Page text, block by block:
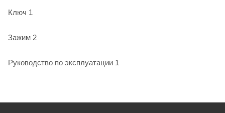
Ключ 1
Зажим 2
Руководство по эксплуатации 1